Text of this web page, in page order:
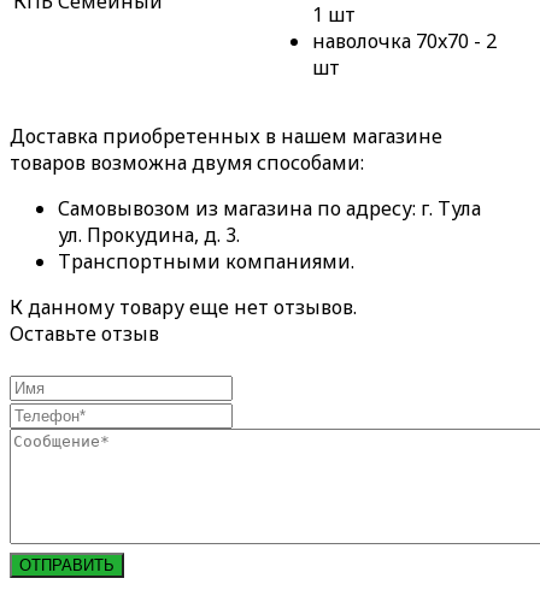
1 шт
наволочка 70x70 - 2
шт
Доставка приобретенных в нашем магазине
товаров возможна двумя способами:
Самовывозом из магазина по адресу: г. Тула
ул. Прокудина, д. 3.
Транспортными компаниями.
К данному товару еще нет отзывов.
Оставьте отзыв
ОТПРАВИТЬ